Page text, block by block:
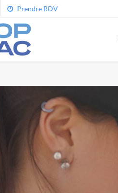
Prendre RDV